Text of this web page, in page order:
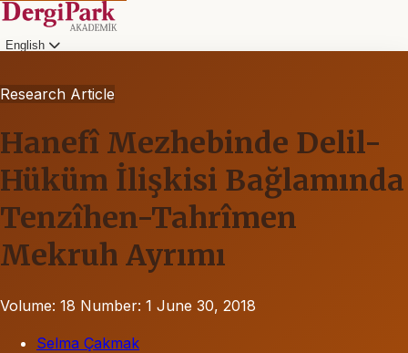
English
Research Article
Hanefî Mezhebinde Delil-
Hüküm İlişkisi Bağlamında
Tenzîhen-Tahrîmen
Mekruh Ayrımı
Volume: 18 Number: 1 June 30, 2018
Selma Çakmak